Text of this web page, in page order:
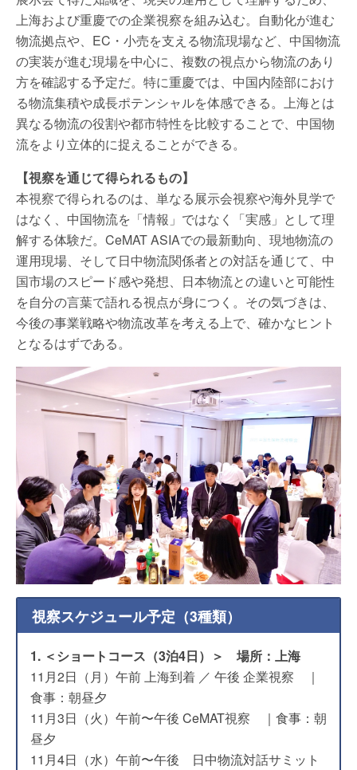
上海および重慶での企業視察を組み込む。自動化が進む
物流拠点や、EC・小売を支える物流現場など、中国物流
の実装が進む現場を中心に、複数の視点から物流のあり
方を確認する予定だ。特に重慶では、中国内陸部におけ
る物流集積や成長ポテンシャルを体感できる。上海とは
異なる物流の役割や都市特性を比較することで、中国物
流をより立体的に捉えることができる。
【視察を通じて得られるもの】
本視察で得られるのは、単なる展示会視察や海外見学で
はなく、中国物流を「情報」ではなく「実感」として理
解する体験だ。CeMAT ASIAでの最新動向、現地物流の
運用現場、そして日中物流関係者との対話を通じて、中
国市場のスピード感や発想、日本物流との違いと可能性
を自分の言葉で語れる視点が身につく。その気づきは、
今後の事業戦略や物流改革を考える上で、確かなヒント
となるはずである。
視察スケジュール予定（3種類）
1. ＜ショートコース（3泊4日）＞ 場所：上海
11月2日（月）午前 上海到着 ／ 午後 企業視察 ｜
食事：朝昼夕
11月3日（火）午前〜午後 CeMAT視察 ｜食事：朝
昼夕
11月4日（水）午前〜午後 日中物流対話サミット